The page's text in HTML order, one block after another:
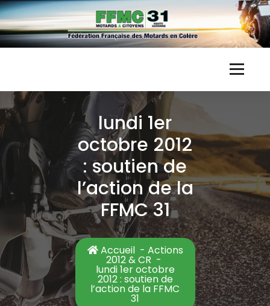
Skip
to
content
F
M
C
lundi 1er
octobre 2012
: soutien de
l’action de la
FFMC 31
Accueil- Actions
2012 & CR -
lundi 1er octobre
2012 : soutien de
l’action de la FFMC
31